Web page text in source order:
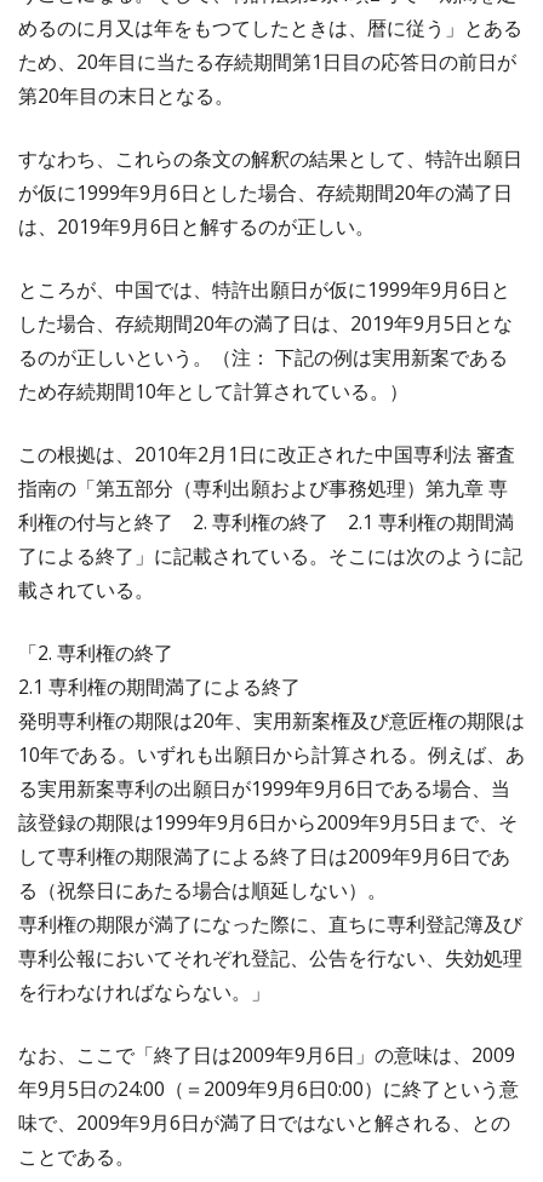
めるのに月又は年をもつてしたときは、暦に従う」とある
ため、20年目に当たる存続期間第1日目の応答日の前日が
第20年目の末日となる。
すなわち、これらの条文の解釈の結果として、特許出願日
が仮に1999年9月6日とした場合、存続期間20年の満了日
は、2019年9月6日と解するのが正しい。
ところが、中国では、特許出願日が仮に1999年9月6日と
した場合、存続期間20年の満了日は、2019年9月5日とな
るのが正しいという。（注： 下記の例は実用新案である
ため存続期間10年として計算されている。）
この根拠は、2010年2月1日に改正された中国専利法 審査
指南の「第五部分（専利出願および事務処理）第九章 専
利権の付与と終了 2. 専利権の終了 2.1 専利権の期間満
了による終了」に記載されている。そこには次のように記
載されている。
「2. 専利権の終了
2.1 専利権の期間満了による終了
発明専利権の期限は20年、実用新案権及び意匠権の期限は
10年である。いずれも出願日から計算される。例えば、あ
る実用新案専利の出願日が1999年9月6日である場合、当
該登録の期限は1999年9月6日から2009年9月5日まで、そ
して専利権の期限満了による終了日は2009年9月6日であ
る（祝祭日にあたる場合は順延しない）。
専利権の期限が満了になった際に、直ちに専利登記簿及び
専利公報においてそれぞれ登記、公告を行ない、失効処理
を行わなければならない。」
なお、ここで「終了日は2009年9月6日」の意味は、2009
年9月5日の24:00（＝2009年9月6日0:00）に終了という意
味で、2009年9月6日が満了日ではないと解される、との
ことである。